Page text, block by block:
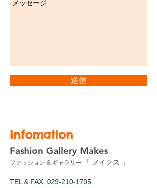
送信
Infomation
Fashion Gallery Makes
ファッション & ギャラリー 「 メイクス 」
TEL & FAX: 029-210-1705